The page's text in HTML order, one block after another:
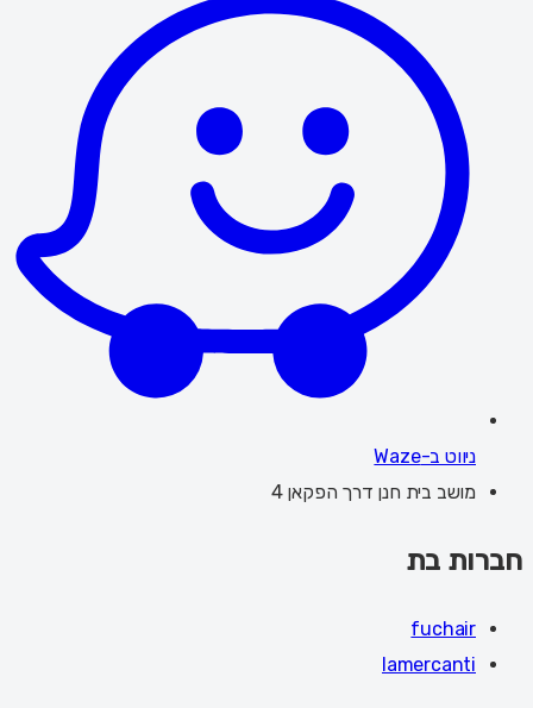
ניווט ב-Waze
מושב בית חנן דרך הפקאן 4
חברות בת
fuchair
lamercanti